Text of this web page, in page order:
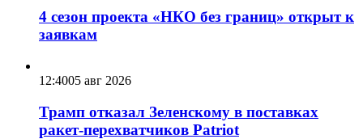
4 сезон проекта «НКО без границ» открыт к
заявкам
12:4005 авг 2026
Трамп отказал Зеленскому в поставках
ракет-перехватчиков Patriot